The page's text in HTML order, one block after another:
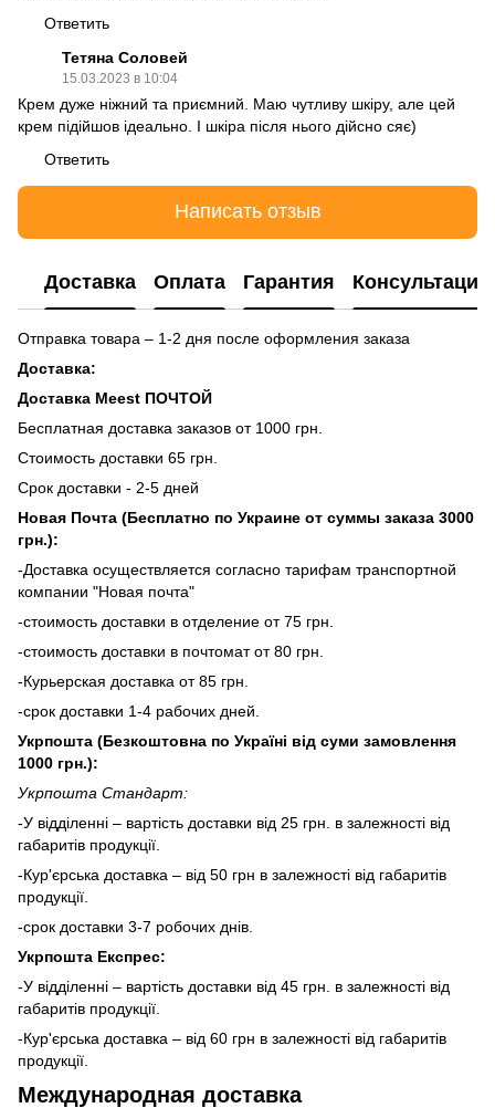
Ответить
Тетяна Соловей
15.03.2023 в 10:04
Крем дуже ніжний та приємний. Маю чутливу шкіру, але цей
крем підійшов ідеально. І шкіра після нього дійсно сяє)
Ответить
Написать отзыв
Доставка Оплата Гарантия Консультация
Отправка товара – 1-2 дня после оформления заказа
Доставка:
Доставка Meest ПОЧТОЙ
Бесплатная доставка заказов от 1000 грн.
Стоимость доставки 65 грн.
Срок доставки - 2-5 дней
Новая Почта (Бесплатно по Украине от суммы заказа 3000
грн.):
-Доставка осуществляется согласно тарифам транспортной
компании "Новая почта"
-стоимость доставки в отделение от 75 грн.
-стоимость доставки в почтомат от 80 грн.
-Курьерская доставка от 85 грн.
-срок доставки 1-4 рабочих дней.
Укрпошта (Безкоштовна по Україні від суми замовлення
1000 грн.):
Укрпошта Стандарт:
-У відділенні – вартість доставки від 25 грн. в залежності від
габаритів продукції.
-Кур'єрська доставка – від 50 грн в залежності від габаритів
продукції.
-срок доставки 3-7 робочих днів.
Укрпошта Експрес:
-У відділенні – вартість доставки від 45 грн. в залежності від
габаритів продукції.
-Кур'єрська доставка – від 60 грн в залежності від габаритів
продукції.
Международная доставка